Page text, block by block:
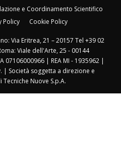
e Coordinamento Scientifico
Policy Cookie Policy
Via Eritrea, 21 – 20157 Tel +39 02
Viale dell'Arte, 25 - 00144
07106000966 | REA MI - 1935962 |
| Società soggetta a direzione e
Nuove S.p.A.